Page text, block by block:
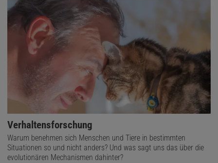
Verhaltensforschung
Warum benehmen sich Menschen und Tiere in bestimmten
Situationen so und nicht anders? Und was sagt uns das über die
evolutionären Mechanismen dahinter?